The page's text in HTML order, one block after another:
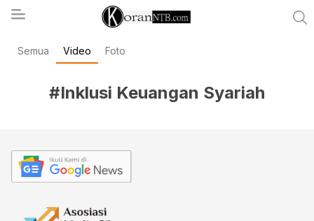
koranntb.com
Semua Video Foto
#Inklusi Keuangan Syariah